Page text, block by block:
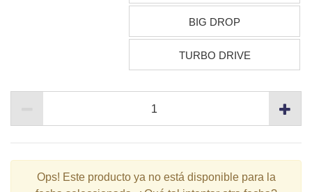
BIG DROP
TURBO DRIVE
Ops! Este producto ya no está disponible para la